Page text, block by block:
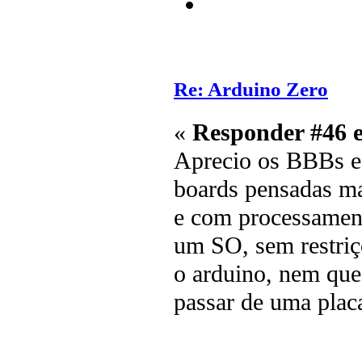
Re: Arduino Zero
« Responder #46
Aprecio os BBBs
boards pensadas
e com
um SO, sem
o arduino, nem
passar de uma